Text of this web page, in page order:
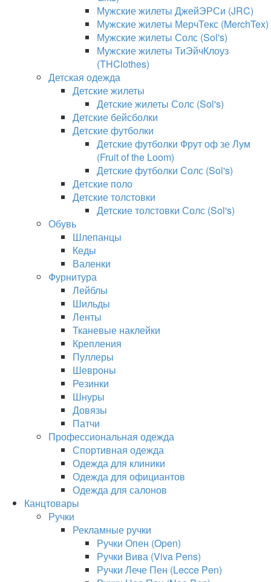
Мужские жилеты ДжейЭРСи (JRC)
Мужские жилеты МерчТекс (MerchTex)
Мужские жилеты Солс (Sol's)
Мужские жилеты ТиЭйчКлоуз
(THClothes)
Детская одежда
Детские жилеты
Детские жилеты Солс (Sol's)
Детские бейсболки
Детские футболки
Детские футболки Фрут оф зе Лум
(Fruit of the Loom)
Детские футболки Солс (Sol's)
Детские поло
Детские толстовки
Детские толстовки Солс (Sol's)
Обувь
Шлепанцы
Кеды
Валенки
Фурнитура
Лейблы
Шильды
Ленты
Тканевые наклейки
Крепления
Пуллеры
Шевроны
Резинки
Шнуры
Довязы
Патчи
Профессиональная одежда
Спортивная одежда
Одежда для клиники
Одежда для официантов
Одежда для салонов
Канцтовары
Ручки
Рекламные ручки
Ручки Опен (Open)
Ручки Вива (Viva Pens)
Ручки Лече Пен (Lecce Pen)